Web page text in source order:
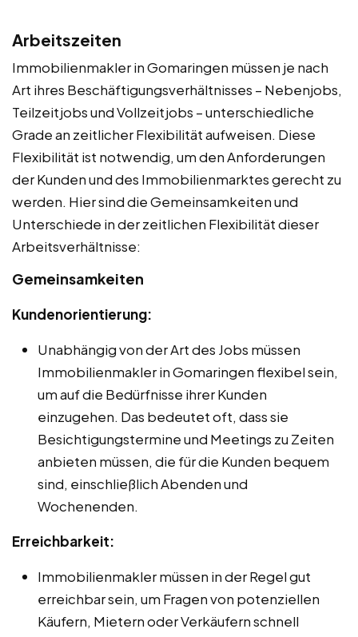
Arbeitszeiten
Immobilienmakler in Gomaringen müssen je nach
Art ihres Beschäftigungsverhältnisses – Nebenjobs,
Teilzeitjobs und Vollzeitjobs – unterschiedliche
Grade an zeitlicher Flexibilität aufweisen. Diese
Flexibilität ist notwendig, um den Anforderungen
der Kunden und des Immobilienmarktes gerecht zu
werden. Hier sind die Gemeinsamkeiten und
Unterschiede in der zeitlichen Flexibilität dieser
Arbeitsverhältnisse:
Gemeinsamkeiten
Kundenorientierung:
Unabhängig von der Art des Jobs müssen
Immobilienmakler in Gomaringen flexibel sein,
um auf die Bedürfnisse ihrer Kunden
einzugehen. Das bedeutet oft, dass sie
Besichtigungstermine und Meetings zu Zeiten
anbieten müssen, die für die Kunden bequem
sind, einschließlich Abenden und
Wochenenden.
Erreichbarkeit:
Immobilienmakler müssen in der Regel gut
erreichbar sein, um Fragen von potenziellen
Käufern, Mietern oder Verkäufern schnell